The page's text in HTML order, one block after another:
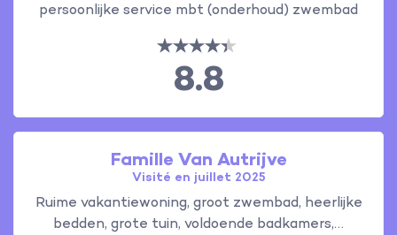
persoonlijke service mbt (onderhoud) zwembad
8.8
Famille Van Autrijve
Visité en juillet 2025
Ruime vakantiewoning, groot zwembad, heerlijke
bedden, grote tuin, voldoende badkamers,…